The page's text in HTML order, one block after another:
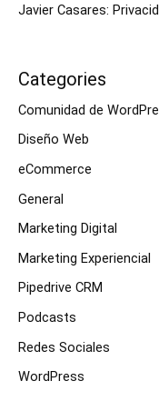
Javier Casares:
Categories
Comunidad de
Diseño Web
eCommerce
General
Marketing Digital
Marketing Experiencial
Pipedrive CRM
Podcasts
Redes Sociales
WordPress